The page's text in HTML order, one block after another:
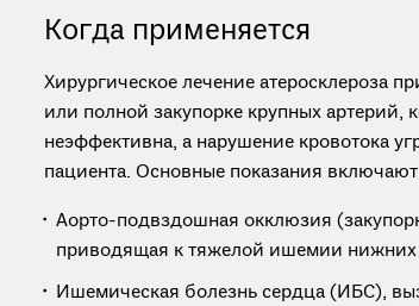
Когда применяется
Хирургическое лечение атеросклероза
или полной закупорке крупных артерий,
неэффективна, а нарушение кровотока
пациента. Основные показания
Аорто-подвздошная окклюзия
приводящая к тяжелой ишемии нижних
Ишемическая болезнь сердца (ИБС),